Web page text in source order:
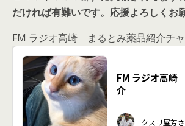
だければ有難いです。応援よろしくお
FM ラジオ高崎 まるとみ薬品紹介チ